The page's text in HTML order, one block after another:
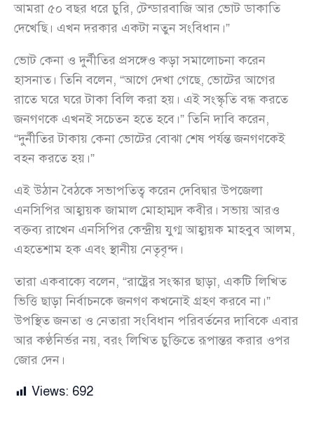
আমরা ৫০ বছর ধরে চুরি, টেন্ডারবাজি আর ভোট ডাকাতি
দেখেছি। এখন দরকার একটা নতুন সংবিধান।”
ভোট কেনা ও দুর্নীতির প্রসঙ্গেও কড়া সমালোচনা করেন
হাসনাত। তিনি বলেন, “আগে দেখা গেছে, ভোটের আগের
রাতে ঘরে ঘরে টাকা বিলি করা হয়। এই সংস্কৃতি বন্ধ করতে
জনগণকে এখনই সচেতন হতে হবে।” তিনি দাবি করেন,
“দুর্নীতির টাকায় কেনা ভোটের বোঝা শেষ পর্যন্ত জনগণকেই
বহন করতে হয়।”
এই উঠান বৈঠকে সভাপতিত্ব করেন দেবিদ্বার উপজেলা
এনসিপির আহ্বায়ক জামাল মোহাম্মদ কবীর। সভায় আরও
বক্তব্য রাখেন এনসিপির কেন্দ্রীয় যুগ্ম আহ্বায়ক মাহবুব আলম,
এহতেশাম হক এবং স্থানীয় নেতৃবৃন্দ।
তারা একবাক্যে বলেন, “রাষ্ট্রের সংস্কার ছাড়া, একটি লিখিত
ভিত্তি ছাড়া নির্বাচনকে জনগণ কখনোই গ্রহণ করবে না।”
উপস্থিত জনতা ও নেতারা সংবিধান পরিবর্তনের দাবিকে এবার
আর কণ্ঠনির্ভর নয়, বরং লিখিত চুক্তিতে রূপান্তর করার ওপর
জোর দেন।
Views: 692